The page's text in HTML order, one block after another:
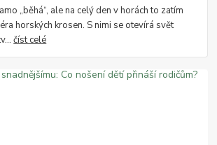
„běhá“, ale na celý den v horách to zatím
horských krosen. S nimi se otevírá svět
číst celé